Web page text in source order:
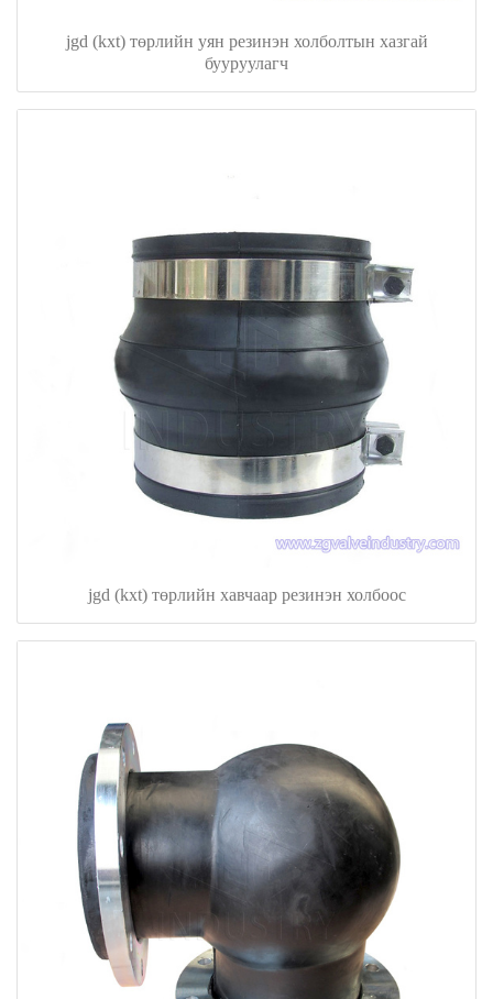
jgd (kxt) төрлийн уян резинэн холболтын хазгай
бууруулагч
jgd (kxt) төрлийн хавчаар резинэн холбоос